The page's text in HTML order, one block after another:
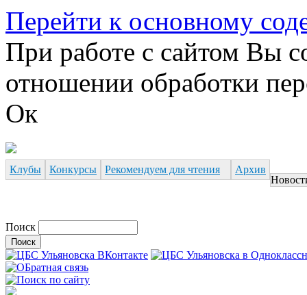
Перейти к основному
При работе с сайтом Вы
отношении обработки
Ок
Клубы Конкурсы Рекомендуем для чтения
Архив
Поиск